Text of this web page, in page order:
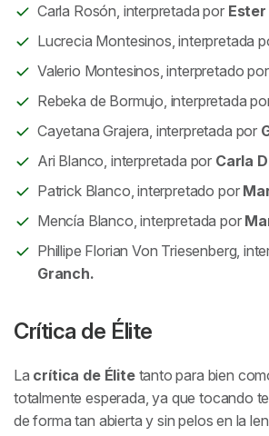
Carla Rosón, interpretada por
Lucrecia Montesinos, interpretada
Valerio Montesinos, interpretado por
Rebeka de Bormujo, interpretada
Cayetana Grajera, interpretada por
Ari Blanco, interpretada por Carla
Patrick Blanco, interpretado por
Mencía Blanco, interpretada por
Phillipe Florian Von Triesenberg,
Granch.
Crítica de Élite
La crítica de Élite tanto para bien
totalmente esperada, ya que tocando
de forma tan abierta y sin pelos en la